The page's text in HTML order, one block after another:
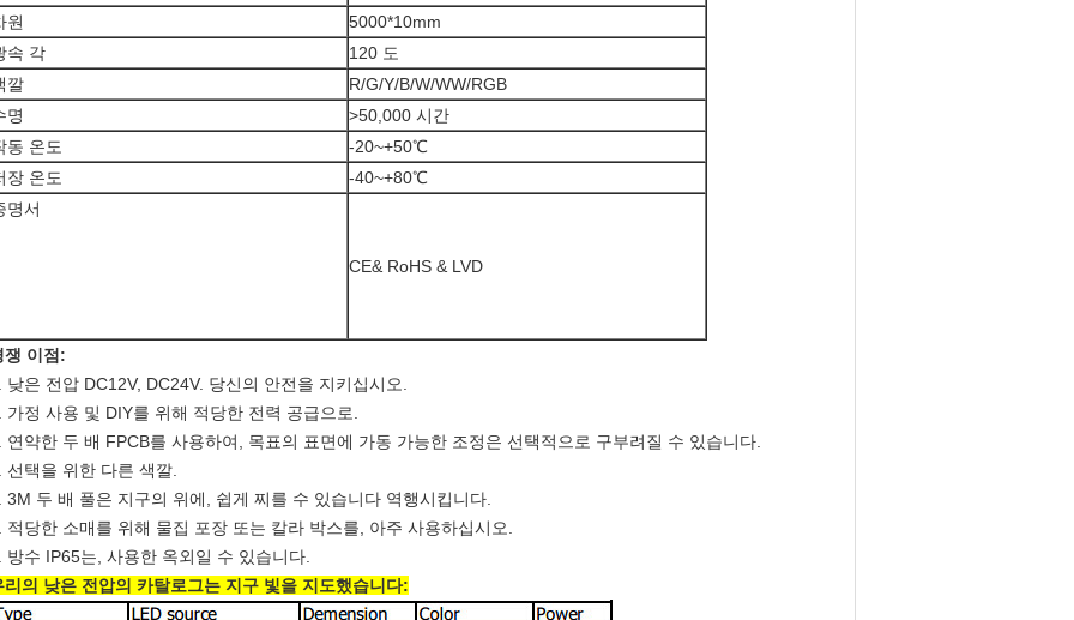
원
5000*10mm
속 각
120 도
깔
R/G/Y/B/W/WW/RGB
명
>50,000 시간
동 온도
-20~+50℃
장 온도
-40~+80℃
명서
CE& RoHS & LVD
쟁 이점:
낮은 전압 DC12V, DC24V. 당신의 안전을 지키십시오.
가정 사용 및 DIY를 위해 적당한 전력 공급으로.
연약한 두 배 FPCB를 사용하여, 목표의 표면에 가동 가능한 조정은 선택적으로 구부려질 수 있습니다.
선택을 위한 다른 색깔.
3M 두 배 풀은 지구의 위에, 쉽게 찌를 수 있습니다 역행시킵니다.
적당한 소매를 위해 물집 포장 또는 칼라 박스를, 아주 사용하십시오.
방수 IP65는, 사용한 옥외일 수 있습니다.
리의 낮은 전압의 카탈로그는 지구 빛을 지도했습니다: